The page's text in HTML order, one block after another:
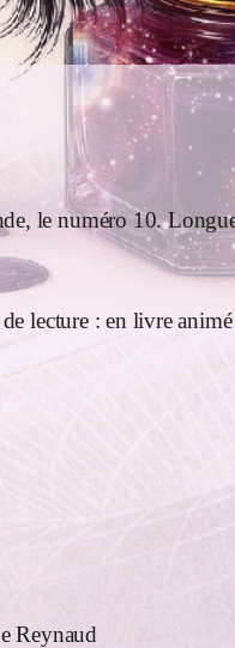
le numéro 10.
lecture : en livre
Reynaud